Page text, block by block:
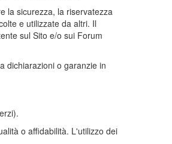
la sicurezza, la riservatezza
e utilizzate da altri. Il
sul Sito e/o sui Forum
dichiarazioni o garanzie in
o affidabilità. L'utilizzo dei